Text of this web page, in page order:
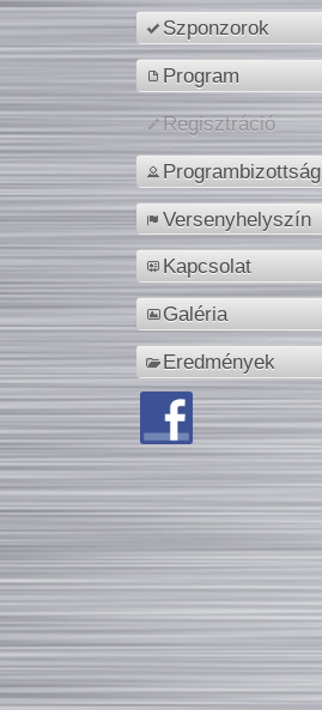
Szponzorok
Program
Regisztráció
Programbizottság
Versenyhelyszín
Kapcsolat
Galéria
Eredmények